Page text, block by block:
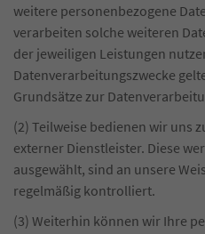
weitere personenbezogene
verarbeiten solche weiteren
der jeweiligen Leistungen
Datenverarbeitungszwecke
Grundsätze zur
(2) Teilweise bedienen wir uns
externer Dienstleister. Diese
ausgewählt, sind an unsere
regelmäßig kontrolliert.
(3) Weiterhin können wir Ihre